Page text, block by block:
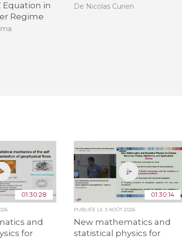
Equation in
Regime
De Nicolas Curien
01:30:28
and
for
01:30:14
PUBLIÉE LE 3 AOÛT 2026
New mathematics and
statistical physics for